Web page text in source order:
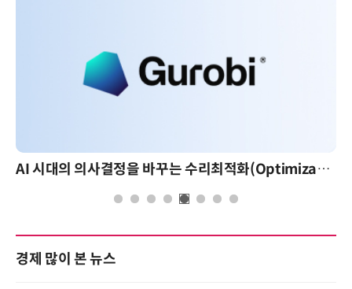
AI 시대의 의사결정을 바꾸는 수리최적화(Optimization): 실제 산업 적용 사례와 활용 전략
경제 많이 본 뉴스